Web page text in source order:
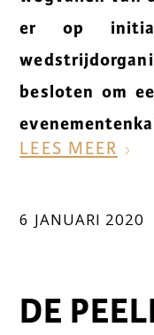
er op
besloten om
LEES MEER
6 JANUARI 2020
DE